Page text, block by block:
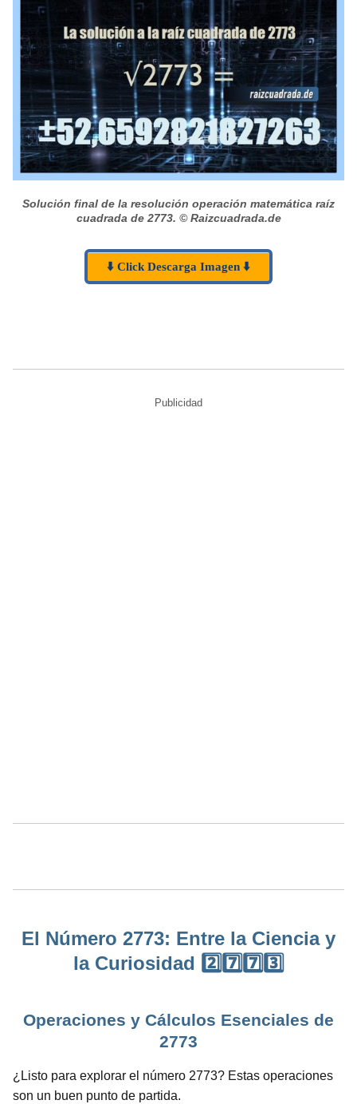
Solución final de la resolución operación matemática raíz
cuadrada de 2773. © Raizcuadrada.de
⬇️ Click Descarga Imagen ⬇️
Publicidad
El Número 2773: Entre la Ciencia y
la Curiosidad 2️⃣7️⃣7️⃣3️⃣
Operaciones y Cálculos Esenciales de
2773
¿Listo para explorar el número 2773? Estas operaciones
son un buen punto de partida.